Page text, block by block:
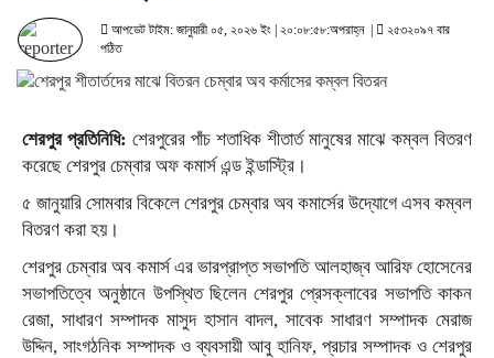
আপডেট টাইম: জানুয়ারী ০৫, ২০২৬ ইং | ২০:০৮:৫৮:অপরাহ্ন |
২৫৩২০৯৭ বার
পঠিত
শেরপুর প্রতিনিধি: শেরপুরের পাঁচ শতাধিক শীতার্ত মানুষের মাঝে কম্বল বিতরণ
করেছে শেরপুর চেম্বার অফ কমার্স এন্ড ইন্ডাস্ট্রি।
৫ জানুয়ারি সোমবার বিকেলে শেরপুর চেম্বার অব কমার্সের উদ্যোগে এসব কম্বল
বিতরণ করা হয়।
শেরপুর চেম্বার অব কমার্স এর ভারপ্রাপ্ত সভাপতি আলহাজ্ব আরিফ হোসেনের
সভাপতিত্বে অনুষ্ঠানে উপস্থিত ছিলেন শেরপুর প্রেসক্লাবের সভাপতি কাকন
রেজা, সাধারণ সম্পাদক মাসুদ হাসান বাদল, সাবেক সাধারণ সম্পাদক মেরাজ
উদ্দিন, সাংগঠনিক সম্পাদক ও ব্যবসায়ী আবু হানিফ, প্রচার সম্পাদক ও শেরপুর